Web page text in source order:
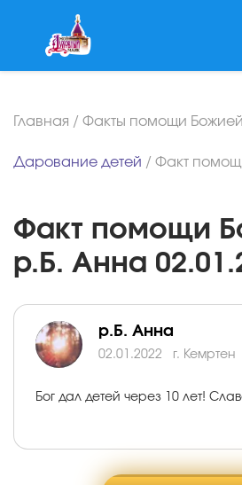
Главная / Факты помощи Божией
Дарование детей / Факт
Факт помощи
р.Б. Анна
р.Б. Анна
02.01.2022 г. Кемртен
Бог дал детей через 10 лет!